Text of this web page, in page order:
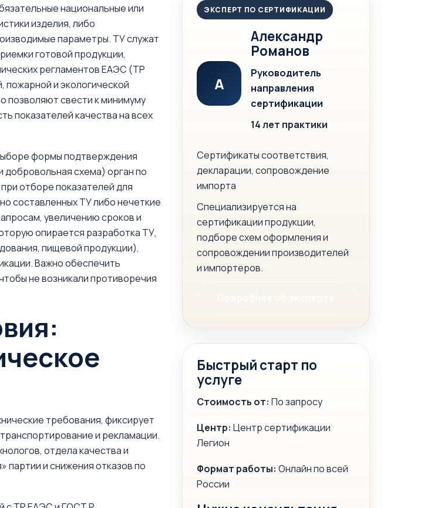
национальные или
изделия, либо
параметры. ТУ служат
готовой продукции,
регламентов ЕАЭС (ТР
и экологической
позволяют свести к минимуму
показателей качества на всех
формы подтверждения
добровольная схема) орган по
отборе показателей для
составленных ТУ либо нечеткие
увеличению сроков и
опирается разработка ТУ,
пищевой продукции),
Важно обеспечить
не возникали противоречия
требования, фиксирует
и рекламации.
отдела качества и
партии и снижения отказов по
ЭКСПЕРТ ПО СЕРТИФИКАЦИИ
А
Александр
Романов
Руководитель
направления
сертификации
14 лет практики
Сертификаты соответствия,
декларации, сопровождение
импорта
Специализируется на
сертификации продукции,
подборе схем оформления и
сопровождении производителей
и импортеров.
Быстрый старт по
услуге
Стоимость от: По запросу
Центр: Центр сертификации
Легион
Формат работы: Онлайн по всей
России